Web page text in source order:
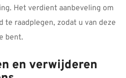
Het verdient aanbeveling om
te raadplegen, zodat u van deze
bent.
en verwijderen